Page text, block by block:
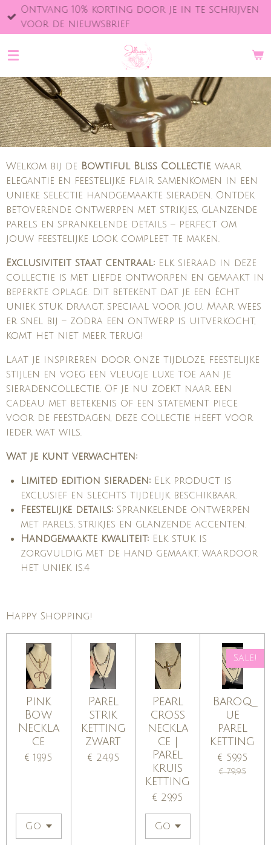
Ga
direct
de
Ontvang 10% korting door je in te schrijven
voor de nieuwsbrief
Welkom bij de Bowtiful Bliss Collectie, waar
elegantie en feestelijke flair samenkomen in een
unieke selectie handgemaakte sieraden. Ontdek
betoverende ontwerpen met strikjes, glanzende
parels en sprankelende details – perfect om
jouw feestelijke look compleet te maken.
Exclusiviteit staat centraal: Elk sieraad in deze
collectie is met liefde ontworpen en gemaakt in
beperkte oplage. Dit betekent dat je een écht
uniek stuk draagt, speciaal voor jou. Maar wees
er snel bij – zodra een ontwerp is uitverkocht,
komt het niet meer terug!
Laat je inspireren door onze tijdloze, feestelijke
stijlen en voeg een vleugje luxe toe aan je
sieradencollectie. Of je nu zoekt naar een
cadeau met betekenis of een statement piece
voor de feestdagen, deze collectie heeft voor
ieder wat wils.
Wat je kunt verwachten:
Limited edition sieraden: Elk product is
exclusief en slechts tijdelijk beschikbaar.
Feestelijke details: Sprankelende ontwerpen
met parels, strikjes en glanzende accenten.
Handgemaakte kwaliteit: Elk stuk is
zorgvuldig met de hand gemaakt, waardoor
het uniek is.4
Happy Shopping!
Pink
Bow
Neckla
ce
€ 19,95
Parel
strik
ketting
zwart
€ 24,95
Pearl
cross
neckla
ce |
Parel
kruis
ketting
€ 29,95
Sale!
Baroq
ue
parel
ketting
€ 59,95
€ 79,95